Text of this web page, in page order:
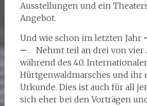
Ausstellungen und ein
Angebot.
Und wie schon im letzten Jahr
–. Nehmt teil an drei von vier
während des 40.
Hürtgenwaldmarsches und ihr
Urkunde. Dies ist auch für all
sich eher bei den Vorträgen